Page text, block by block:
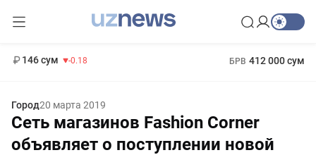
146 сум -0.18 БРВ 412 000 сум
Город20 марта 2019
Сеть магазинов Fashion Corner
объявляет о поступлении новой